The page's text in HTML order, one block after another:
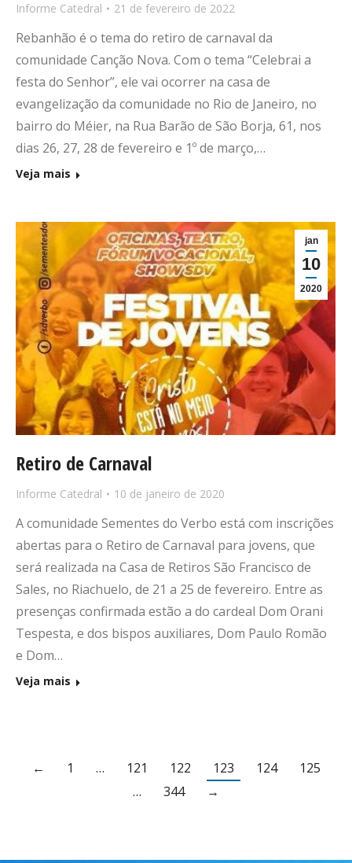
Informe Catedral 21 de fevereiro de 2022
Rebanhão é o tema do retiro de carnaval da
comunidade Canção Nova. Com o tema “Celebrai a
festa do Senhor”, ele vai ocorrer na casa de
evangelização da comunidade no Rio de Janeiro, no
bairro do Méier, na Rua Barão de São Borja, 61, nos
dias 26, 27, 28 de fevereiro e 1º de março,…
Veja mais
jan
10
2020
Retiro de Carnaval
Informe Catedral 10 de janeiro de 2020
A comunidade Sementes do Verbo está com inscrições
abertas para o Retiro de Carnaval para jovens, que
será realizada na Casa de Retiros São Francisco de
Sales, no Riachuelo, de 21 a 25 de fevereiro. Entre as
presenças confirmada estão a do cardeal Dom Orani
Tespesta, e dos bispos auxiliares, Dom Paulo Romão
e Dom…
Veja mais
← 1 … 121 122 123 124
125
…
344 →